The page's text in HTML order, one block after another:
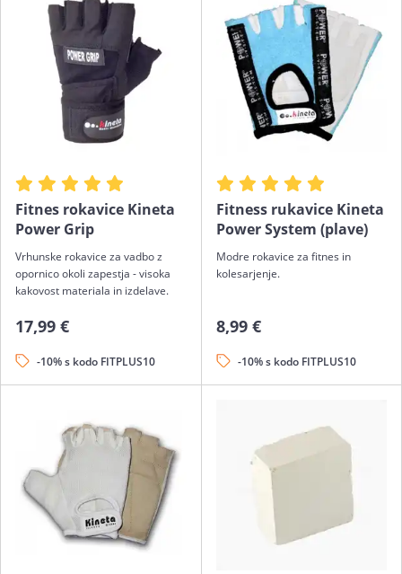
Fitnes rokavice Kineta
Power Grip
Vrhunske rokavice za vadbo z
opornico okoli zapestja - visoka
kakovost materiala in izdelave.
17,99 €
-10% s kodo FITPLUS10
Fitness rukavice Kineta
Power System (plave)
Modre rokavice za fitnes in
kolesarjenje.
8,99 €
-10% s kodo FITPLUS10